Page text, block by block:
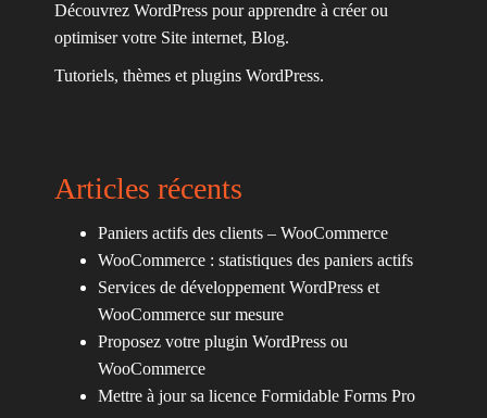
Découvrez WordPress pour apprendre à créer ou
optimiser votre Site internet, Blog.
Tutoriels, thèmes et plugins WordPress.
Articles récents
Paniers actifs des clients – WooCommerce
WooCommerce : statistiques des paniers actifs
Services de développement WordPress et
WooCommerce sur mesure
Proposez votre plugin WordPress ou
WooCommerce
Mettre à jour sa licence Formidable Forms Pro